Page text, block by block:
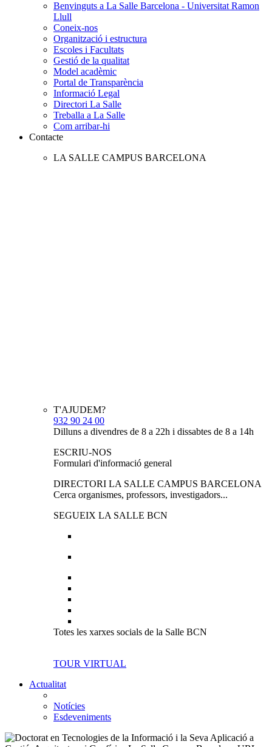
Benvinguts a La Salle Barcelona - Universitat Ramon
Llull
Coneix-nos
Organització i estructura
Escoles i Facultats
Gestió de la qualitat
Model acadèmic
Portal de Transparència
Informació Legal
Directori La Salle
Treballa a La Salle
Com arribar-hi
Contacte
LA SALLE CAMPUS BARCELONA
T'AJUDEM?
932 90 24 00
Dilluns a divendres de 8 a 22h i dissabtes de 8 a 14h
ESCRIU-NOS
Formulari d'informació general
DIRECTORI LA SALLE CAMPUS BARCELONA
Cerca organismes, professors, investigadors...
SEGUEIX LA SALLE BCN
Totes les xarxes socials de la Salle BCN
TOUR VIRTUAL
Actualitat
Notícies
Esdeveniments